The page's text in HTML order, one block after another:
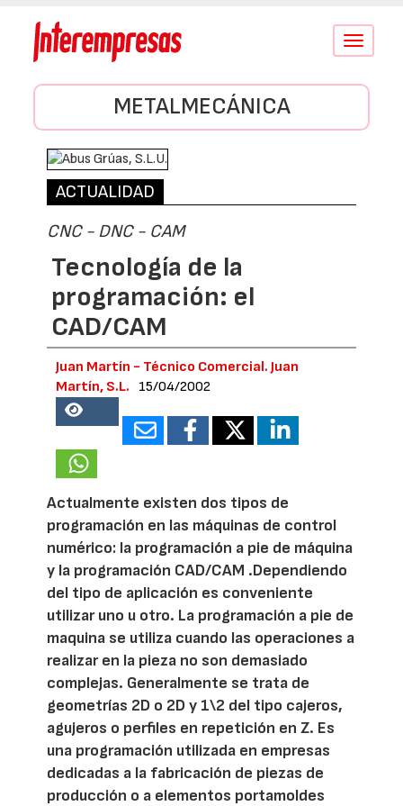
Conmutar
METALMECÁNICA
ACTUALIDAD
CNC - DNC - CAM
Tecnología de la
programación: el
CAD/CAM
Juan Martín - Técnico Comercial. Juan
Martín, S.L.
15/04/2002
33280
Actualmente existen dos tipos de
programación en las máquinas de control
numérico: la programación a pie de máquina
y la programación CAD/CAM .Dependiendo
del tipo de aplicación es conveniente
utilizar uno u otro. La programación a pie de
maquina se utiliza cuando las operaciones a
realizar en la pieza no son demasiado
complejas. Generalmente se trata de
geometrías 2D o 2D y 1\2 del tipo cajeros,
agujeros o perfiles en repetición en Z. Es
una programación utilizada en empresas
dedicadas a la fabricación de piezas de
producción o a elementos portamoldes